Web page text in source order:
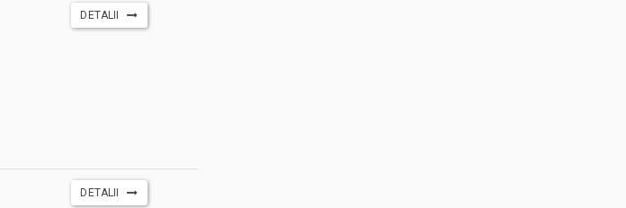
DETALII
DETALII